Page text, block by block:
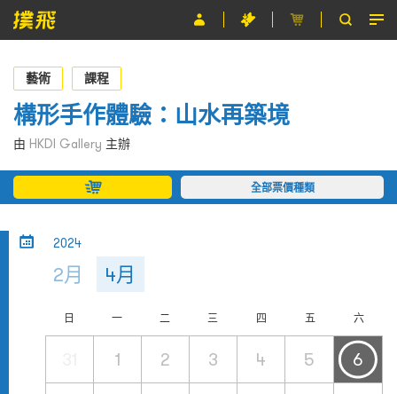
節目
主辦單位
關於撲飛
條款及細則
藝術 課程
構形手作體驗：山水再築境
由 HKDI Gallery 主辦
全部票價種類
2024
2月 4月
日 一 二 三 四 五 六
1 2 3 4 5 6